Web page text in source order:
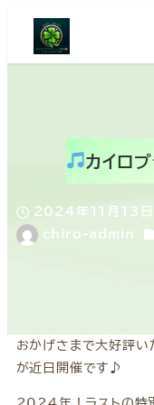
カイロ
投稿日
2024年11月13日
著
chiro-admin
おかげさまで大好評い
が近日開催です♪